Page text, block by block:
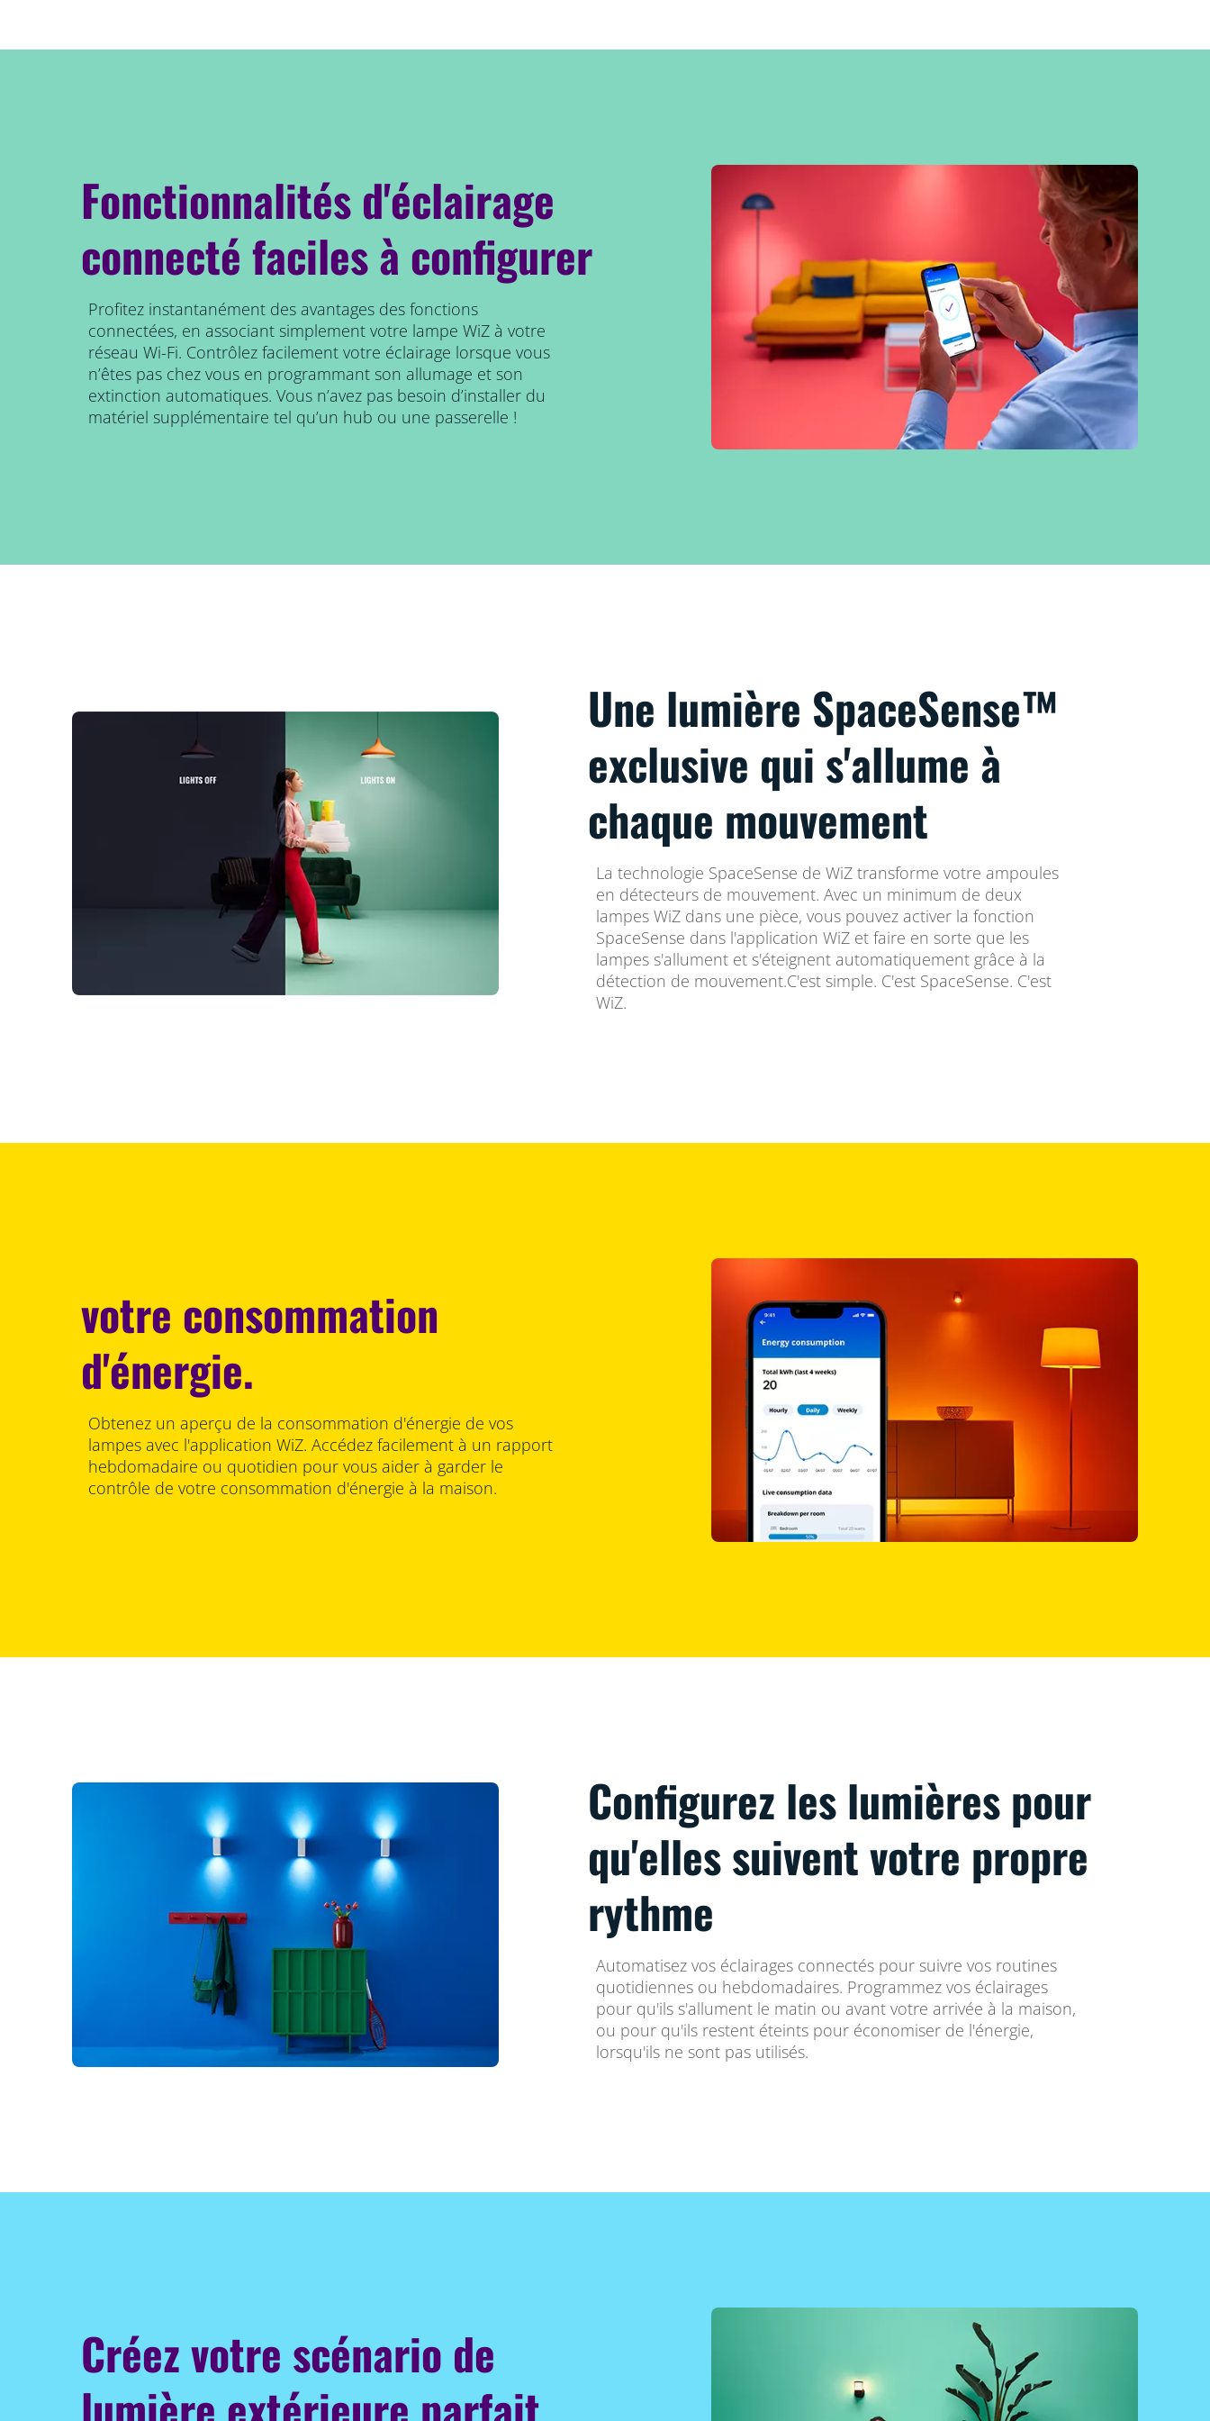
Fonctionnalités d'éclairage
connecté faciles à configurer
Profitez instantanément des avantages des fonctions
connectées, en associant simplement votre lampe WiZ à votre
réseau Wi-Fi. Contrôlez facilement votre éclairage lorsque vous
n’êtes pas chez vous en programmant son allumage et son
extinction automatiques. Vous n’avez pas besoin d’installer du
matériel supplémentaire tel qu’un hub ou une passerelle !
Une lumière SpaceSense™
exclusive qui s'allume à
chaque mouvement
La technologie SpaceSense de WiZ transforme votre ampoules
en détecteurs de mouvement. Avec un minimum de deux
lampes WiZ dans une pièce, vous pouvez activer la fonction
SpaceSense dans l'application WiZ et faire en sorte que les
lampes s'allument et s'éteignent automatiquement grâce à la
détection de mouvement.C'est simple. C'est SpaceSense. C'est
WiZ.
votre consommation
d'énergie.
Obtenez un aperçu de la consommation d'énergie de vos
lampes avec l'application WiZ. Accédez facilement à un rapport
hebdomadaire ou quotidien pour vous aider à garder le
contrôle de votre consommation d'énergie à la maison.
Configurez les lumières pour
qu'elles suivent votre propre
rythme
Automatisez vos éclairages connectés pour suivre vos routines
quotidiennes ou hebdomadaires. Programmez vos éclairages
pour qu'ils s'allument le matin ou avant votre arrivée à la maison,
ou pour qu'ils restent éteints pour économiser de l'énergie,
lorsqu'ils ne sont pas utilisés.
Créez votre scénario de